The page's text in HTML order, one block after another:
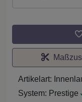
Artikelart:
System: Prestige